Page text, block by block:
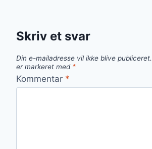
Skriv et svar
Din e-mailadresse vil ikke blive publiceret.
er markeret med *
Kommentar *